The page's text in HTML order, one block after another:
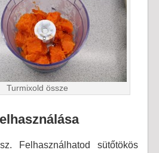
Turmixold össze
Felhasználhatod sütőtökös